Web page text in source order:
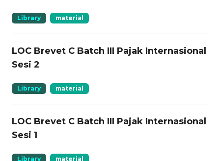
Library material
LOC Brevet C Batch III Pajak Internasional
Sesi 2
Library material
LOC Brevet C Batch III Pajak Internasional
Sesi 1
Library material